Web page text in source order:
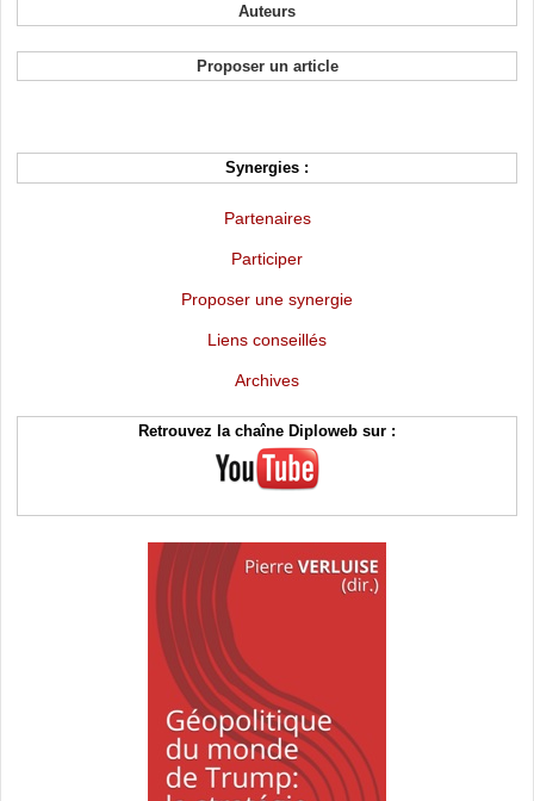
Auteurs
Proposer un article
Synergies :
Partenaires
Participer
Proposer une synergie
Liens conseillés
Archives
Retrouvez la chaîne Diploweb sur :